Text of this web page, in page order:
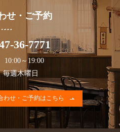
せ・ご予約
36-7771
～19:00
週木曜日
わせ・ご予約はこちら